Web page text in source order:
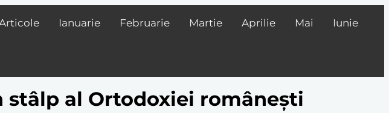
Ianuarie Februarie Martie Aprilie Mai Iunie
stâlp al Ortodoxiei românești